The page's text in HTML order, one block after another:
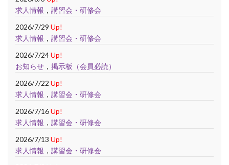
求人情報 ， 講習会・研修会
2026/7/29 Up!
求人情報 ， 講習会・研修会
2026/7/24Up!
お知らせ ， 掲示板（会員必読）
2026/7/22 Up!
求人情報 ， 講習会・研修会
2026/7/16Up!
求人情報 ， 講習会・研修会
2026/7/13 Up!
求人情報 ， 講習会・研修会